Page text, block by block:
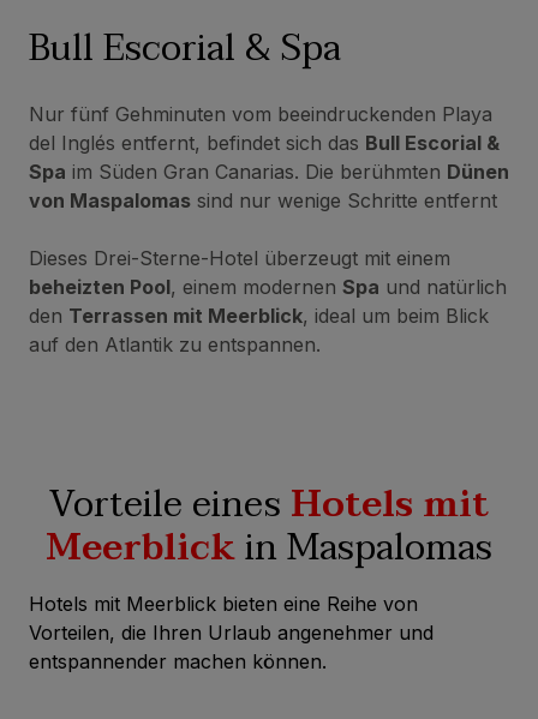
Bull Escorial & Spa
Nur fünf Gehminuten vom beeindruckenden Playa
del Inglés entfernt, befindet sich das Bull Escorial &
Spa im Süden Gran Canarias. Die berühmten Dünen
von Maspalomas sind nur wenige Schritte entfernt
Dieses Drei-Sterne-Hotel überzeugt mit einem
beheizten Pool, einem modernen Spa und natürlich
den Terrassen mit Meerblick, ideal um beim Blick
auf den Atlantik zu entspannen.
Vorteile einesHotels mit
Meerblickin Maspalomas
Hotels mit Meerblick bieten eine Reihe von
Vorteilen, die Ihren Urlaub angenehmer und
entspannender machen können.